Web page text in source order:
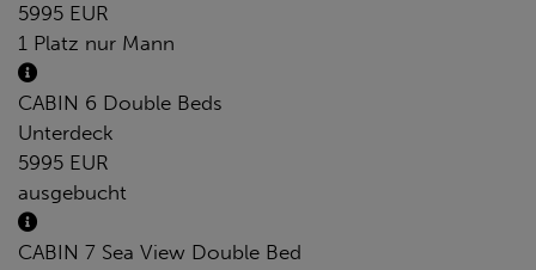
5995 EUR
1 Platz nur Mann
CABIN 6 Double Beds
Unterdeck
5995 EUR
ausgebucht
CABIN 7 Sea View Double Bed